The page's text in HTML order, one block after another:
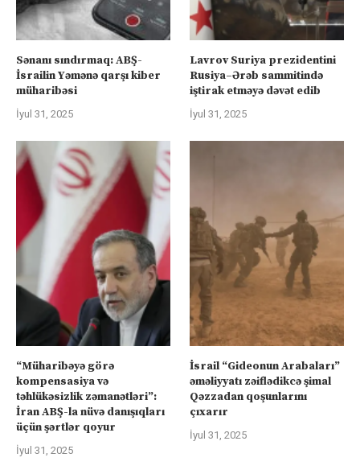
Sənanı sındırmaq: ABŞ-
İsrailin Yəmənə qarşı kiber
müharibəsi
İyul 31, 2025
Lavrov Suriya prezidentini
Rusiya–Ərəb sammitində
iştirak etməyə dəvət edib
İyul 31, 2025
“Müharibəyə görə
kompensasiya və
təhlükəsizlik zəmanətləri”:
İran ABŞ-la nüvə danışıqları
üçün şərtlər qoyur
İyul 31, 2025
İsrail “Gideonun Arabaları”
əməliyyatı zəiflədikcə şimal
Qəzzadan qoşunlarını
çıxarır
İyul 31, 2025